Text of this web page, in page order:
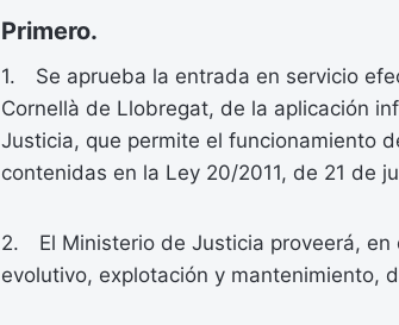
Primero.
1. Se aprueba la entrada en servicio
Cornellà de Llobregat, de la aplicación
Justicia, que permite el funcionamiento
contenidas en la Ley 20/2011, de 21 de
2. El Ministerio de Justicia proveerá, en
evolutivo, explotación y mantenimiento,